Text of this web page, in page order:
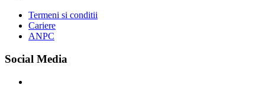
Termeni si conditii
Cariere
ANPC
Social Media